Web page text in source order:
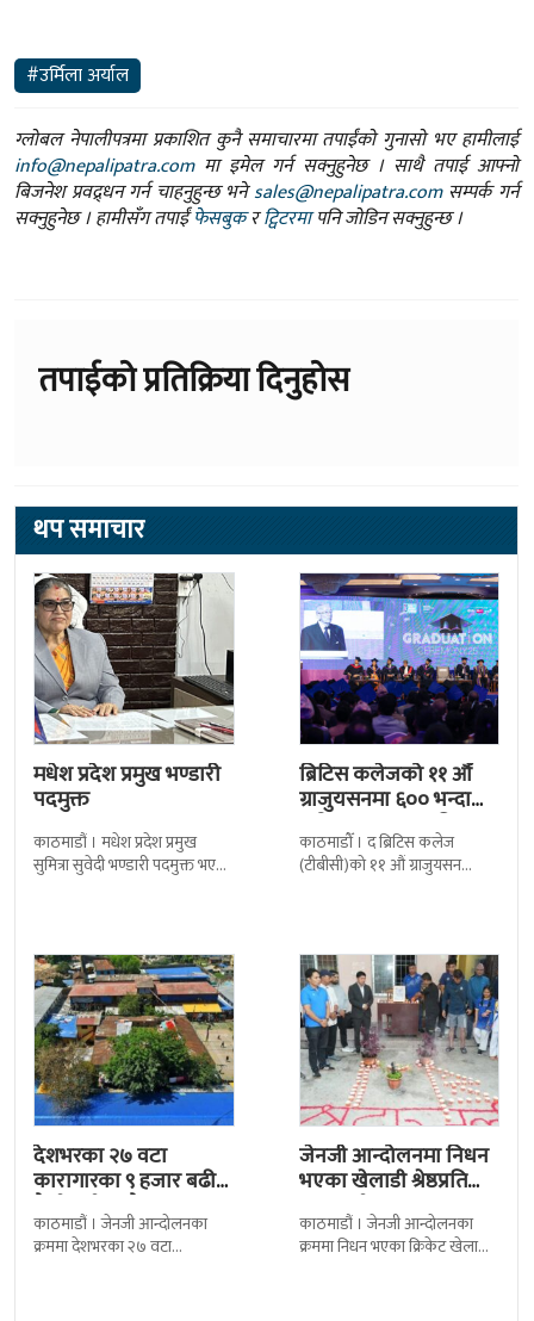
#उर्मिला अर्याल
ग्लोबल नेपालीपत्रमा प्रकाशित कुनै समाचारमा तपाईंको गुनासो भए हामीलाई
info@nepalipatra.comमा इमेल गर्न सक्नुहुनेछ । साथै तपाई आफ्नो
बिजनेश प्रवद्र्धन गर्न चाहनुहुन्छ भनेsales@nepalipatra.comसम्पर्क गर्न
सक्नुहुनेछ । हामीसँग तपाईंफेसबुकरट्विटरमापनि जोडिन सक्नुहुन्छ ।
तपाईको प्रतिक्रिया दिनुहोस
थप समाचार
मधेश प्रदेश प्रमुख भण्डारी
पदमुक्त
काठमाडौं । मधेश प्रदेश प्रमुख
सुमित्रा सुवेदी भण्डारी पदमुक्त भएकी
ब्रिटिस कलेजको ११ औँ
ग्राजुयसनमा ६०० भन्दा
बढी ग्राजुयट सम्मानित
काठमाडौँ । द ब्रिटिस कलेज
(टीबीसी)को ११ औं ग्राजुयसन
देशभरका २७ वटा
कारागारका ९ हजार बढी
कैदीबन्दी अझै फरार
काठमाडौं । जेनजी आन्दोलनका
क्रममा देशभरका २७ वटा
जेनजी आन्दोलनमा निधन
भएका खेलाडी श्रेष्ठप्रति
श्रद्धाञ्जली
काठमाडौं । जेनजी आन्दोलनका
क्रममा निधन भएका क्रिकेट खेलाडी